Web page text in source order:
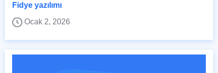
Fidye yazılımı
Ocak 2, 2026